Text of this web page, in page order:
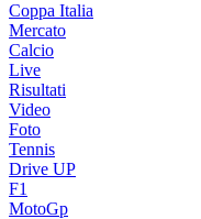
Coppa Italia
Mercato
Calcio
Live
Risultati
Video
Foto
Tennis
Drive UP
F1
MotoGp